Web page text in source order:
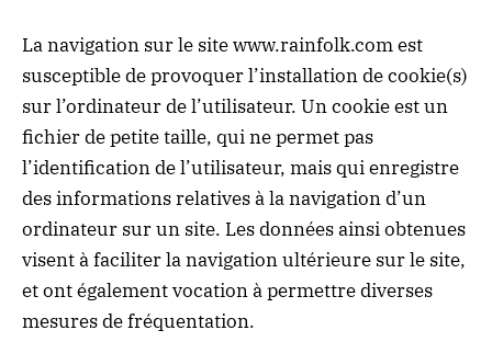
La navigation sur le sitewww.rainfolk.comest
susceptible de provoquer l’installation de cookie(s)
sur l’ordinateur de l’utilisateur. Un cookie est un
fichier de petite taille, qui ne permet pas
l’identification de l’utilisateur, mais qui enregistre
des informations relatives à la navigation d’un
ordinateur sur un site. Les données ainsi obtenues
visent à faciliter la navigation ultérieure sur le site,
et ont également vocation à permettre diverses
mesures de fréquentation.